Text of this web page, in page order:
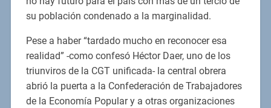
su población condenado a la marginalidad.
Pese a haber “tardado mucho en reconocer esa
realidad” -como confesó Héctor Daer, uno de los
triunviros de la CGT unificada- la central obrera
abrió la puerta a la Confederación de Trabajadores
de la Economía Popular y a otras organizaciones